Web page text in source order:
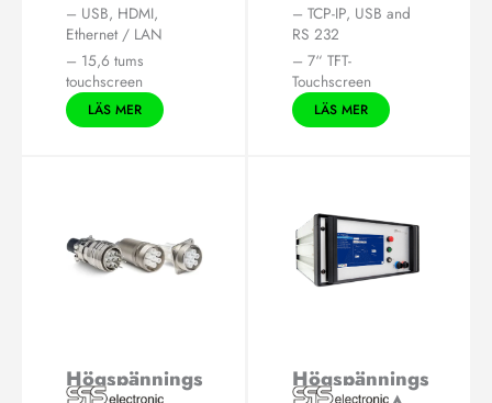
– USB, HDMI,
Ethernet / LAN
– 15,6 tums
touchscreen
LÄS MER
– TCP-IP, USB and
RS 232
– 7“ TFT-
Touchscreen
LÄS MER
Högspännings
Högspännings